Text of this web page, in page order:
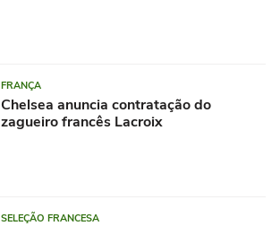
FRANÇA
Chelsea anuncia contratação do
zagueiro francês Lacroix
SELEÇÃO FRANCESA